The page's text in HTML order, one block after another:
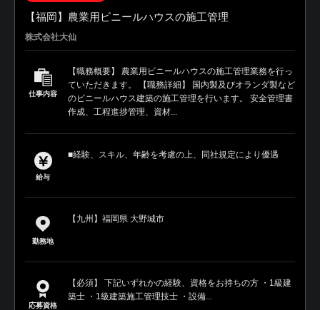
【福岡】農業用ビニールハウスの施工管理
株式会社大仙
仕事内容
【職務概要】 農業用ビニールハウスの施工管理業務を行っ
ていただきます。 【職務詳細】 国内製及びオランダ製など
のビニールハウス建築の施工管理を行います。 安全管理書
作成、工程進捗管理、資材...
給与
■経験、スキル、年齢を考慮の上、同社規定により優遇
勤務地
【九州】福岡県 大野城市
応募資格
【必須】 下記いずれかの経験、資格をお持ちの方 ・1級建
築士 ・1級建築施工管理技士 ・設備...